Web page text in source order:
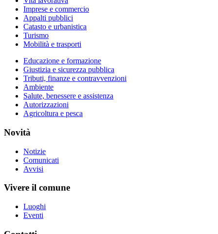
Imprese e commercio
Appalti pubblici
Catasto e urbanistica
Turismo
Mobilità e trasporti
Educazione e formazione
Giustizia e sicurezza pubblica
Tributi, finanze e contravvenzioni
Ambiente
Salute, benessere e assistenza
Autorizzazioni
Agricoltura e pesca
Novità
Notizie
Comunicati
Avvisi
Vivere il comune
Luoghi
Eventi